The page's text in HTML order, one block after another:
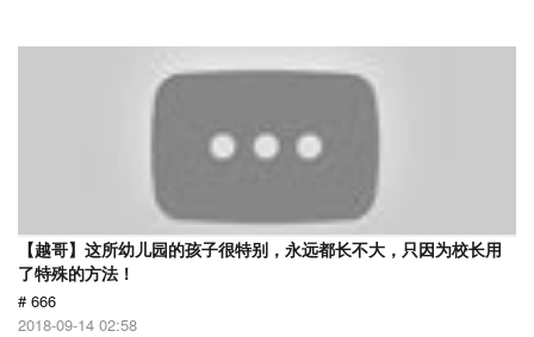
【越哥】这所幼儿园的孩子很特别，永远都长不大，只因为校长用
了特殊的方法！
# 666
2018-09-14 02:58